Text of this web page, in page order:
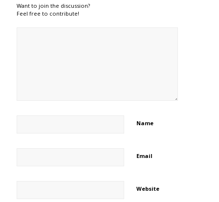
Want to join the discussion?
Feel free to contribute!
Name
Email
Website